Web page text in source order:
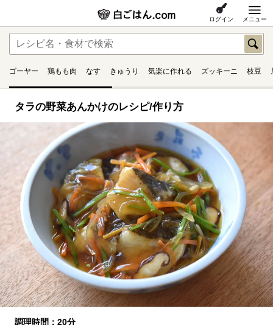
ログイン メニュー
ゴーヤー 鶏もも肉 なす きゅうり 気楽に作れる ズッキーニ 枝豆
タラの野菜あんかけのレシピ/作り方
調理時間：20分